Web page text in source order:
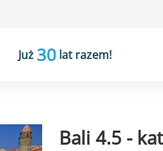
Już 30 lat razem!
Bali 4.5 -